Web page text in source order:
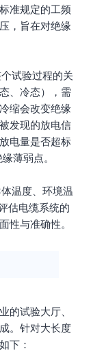
准规定的工频
，旨在对绝缘
试验过程的关
、冷态），需
缩会改变绝缘
发现的放电信
电量是否超标
薄弱点。
温度、环境温
估电缆系统的
性与准确性。
的试验大厅、
。针对大长度
下：